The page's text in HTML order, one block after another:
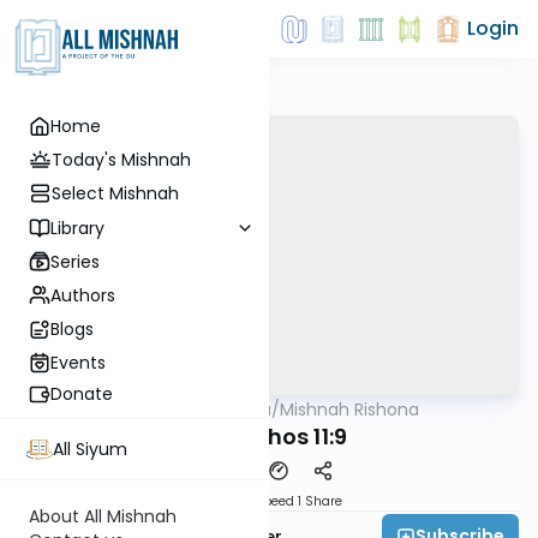
Home
Today's Mishnah
Select Mishnah
Library
Series
Authors
Blogs
Events
Donate
All Siyum
About All Mishnah
Login
AllMishna/Mishnah Rishona
Menachos 11:9
Speed 1 Share